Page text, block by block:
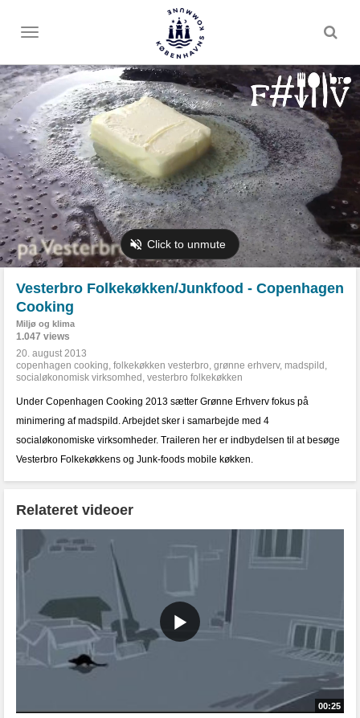
Toggle
Vesterbro Folkekøkken/Junkfood - Copenhagen
Cooking
Miljø og klima
1.047 views
20. august 2013
copenhagen cooking, folkekøkken vesterbro, grønne erhverv, madspild ,
socialøkonomisk virksomhed , vesterbro folkekøkken
Under Copenhagen Cooking 2013 sætter Grønne Erhverv fokus på
minimering af madspild. Arbejdet sker i samarbejde med 4
socialøkonomiske virksomheder. Traileren her er indbydelsen til at besøge
Vesterbro Folkekøkkens og Junk-foods mobile køkken.
Relateret videoer
00:25